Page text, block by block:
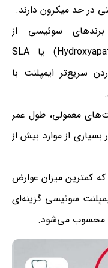
سوئیسی از
پوشش‌های هیدروکسی‌آپاتیت (Hydroxyapatite) یا SLA
سریع‌تر ایمپلنت با
معمولی، طول عمر
بسیاری از موارد بیش از
که کمترین میزان عوارض
سوئیسی گزینه‌ای
محسوب می‌شود.